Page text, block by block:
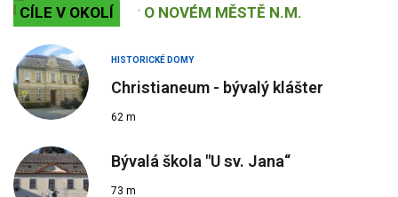
CÍLE V OKOLÍ O NOVÉM MĚSTĚ N.M.
HISTORICKÉ DOMY
Christianeum - bývalý klášter
62 m
Bývalá škola "U sv. Jana“
73 m